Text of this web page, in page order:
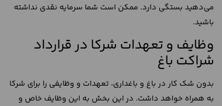
می‌دهید بستگی دارد. ممکن است شما سرمایه نقدی نداشته
باشید.
وظایف و تعهدات شرکا در قرارداد
شراکت باغ
بدون شک کار در باغ و باغداری، تعهدات و وظایفی را برای شرکا
به همراه خواهد داشت. در این بخش به این وظایف خاص و